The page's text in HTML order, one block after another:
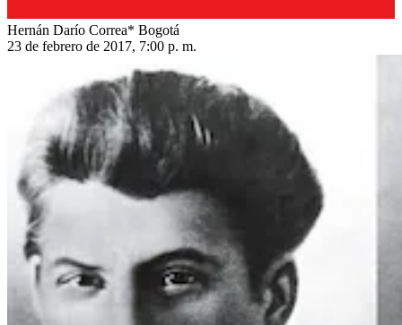
Hernán Darío Correa* Bogotá
23 de febrero de 2017, 7:00 p. m.